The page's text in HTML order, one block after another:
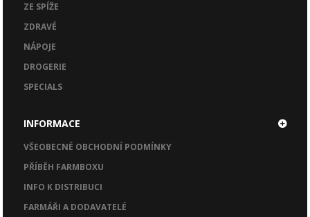
ZE SPÍŽE
ZDRAVÉ
NÁPOJE
DROGERIE
SPECIALS
INFORMACE
VŠEOBECNÉ OBCHODNÍ PODMÍNKY
PŘÍBĚH FARMBOXU
INFO K DISTRIBUCI
FARMÁŘI A DODAVATELÉ